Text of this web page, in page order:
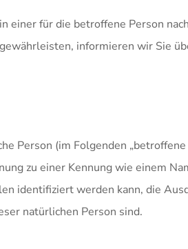
einer für die betroffene Person
informieren wir Sie
Person (im Folgenden „betroffene
zu einer Kennung wie einem
identifiziert werden kann, die
natürlichen Person sind.